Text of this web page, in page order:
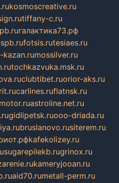
kosmoscreative.ru
tiffany-c.ru
галактика73.рф
fotsis.rutesiaes.ru
kazan.rumossilver.ru
tochkazvuka.msk.ru
clubtibet.ruorior-aks.ru
carlines.ruflatnsk.ru
astroline.net.ru
gidlipetsk.ruooo-driada.ru
bruslanovo.rusiterem.ru
kafekolizey.ru
sugarepilekb.rugrinox.ru
kameryjooan.ru
aid70.rumetall-perm.ru